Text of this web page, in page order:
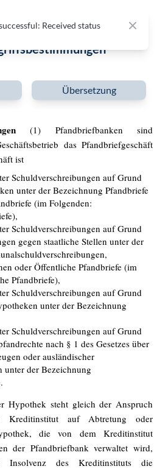
Received status
Close
Übersetzung
(1) Pfandbriefbanken sind
das Pfandbriefgeschäft
ist
Schuldverschreibungen auf Grund
unter der Bezeichnung Pfandbriefe
(im Folgenden:
Schuldverschreibungen auf Grund
gegen staatliche Stellen unter der
oder Öffentliche Pfandbriefe (im
Pfandbriefe),
Schuldverschreibungen auf Grund
unter der Bezeichnung
Schuldverschreibungen auf Grund
nach § 1 des Gesetzes über
oder ausländischer
unter der Bezeichnung
Hypothek steht gleich der Anspruch
Kreditinstitut auf Abtretung oder
die von dem Kreditinstitut
der Pfandbriefbank verwaltet wird,
des Kreditinstituts die